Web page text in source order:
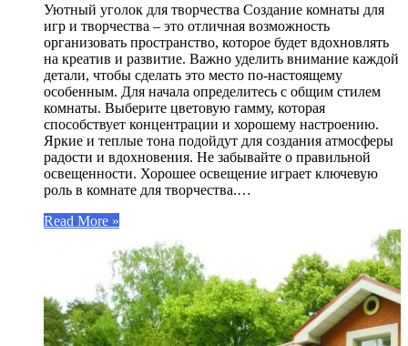
Уютный уголок для творчества Создание комнаты для
игр и творчества – это отличная возможность
организовать пространство, которое будет вдохновлять
на креатив и развитие. Важно уделить внимание каждой
детали, чтобы сделать это место по-настоящему
особенным. Для начала определитесь с общим стилем
комнаты. Выберите цветовую гамму, которая
способствует концентрации и хорошему настроению.
Яркие и теплые тона подойдут для создания атмосферы
радости и вдохновения. Не забывайте о правильной
освещенности. Хорошее освещение играет ключевую
роль в комнате для творчества.…
Read More »